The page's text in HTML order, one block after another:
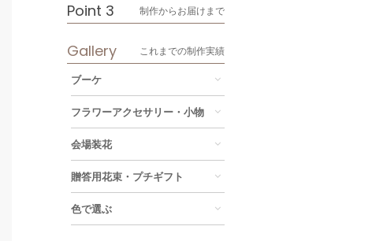
Point 3 制作からお届けまで
Gallery これまでの制作実績
ブーケ
フラワーアクセサリー・小物
会場装花
贈答用花束・プチギフト
色で選ぶ